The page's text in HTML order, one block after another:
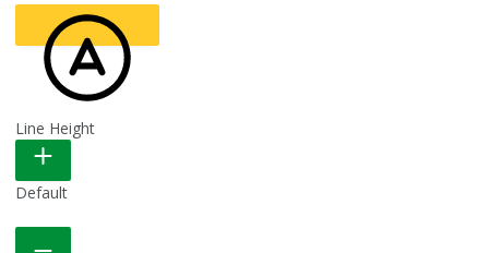
READABLE FONT
Line Height
Default